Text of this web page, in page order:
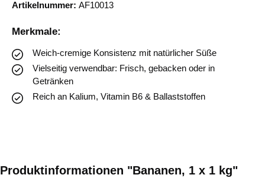
Artikelnummer: AF10013
Merkmale:
Weich-cremige Konsistenz mit natürlicher Süße
Vielseitig verwendbar: Frisch, gebacken oder in
Getränken
Reich an Kalium, Vitamin B6 & Ballaststoffen
Produktinformationen "Bananen, 1 x 1 kg"